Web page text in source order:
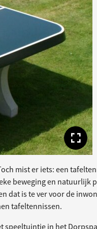
mist er iets: een
beweging en
dat is te ver voor de
tafeltennissen.
speeltuintje in het